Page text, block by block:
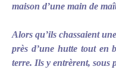
maison d’une main de
Alors qu’ils chassaient
près d’une hutte tout en
terre. Ils y entrèrent, sous